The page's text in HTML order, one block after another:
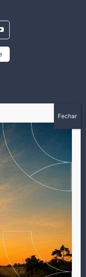
de 2005 em
impresso semanal,
15 anos, foram
acontecimentos
e região. Fiel a sua
da
o característico "avião
do
com o
de dezembro de 2019
que desde então